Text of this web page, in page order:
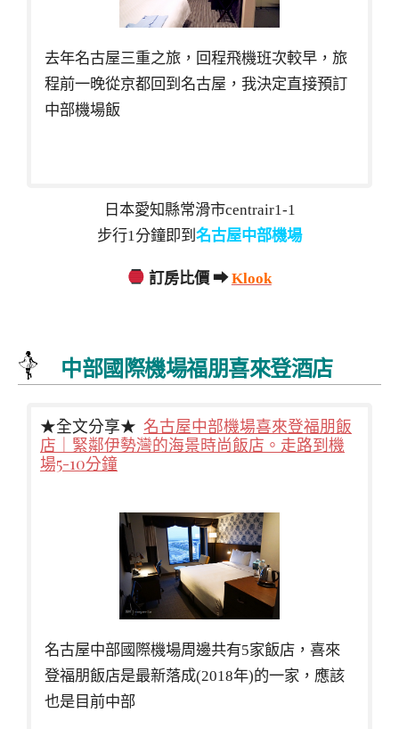
去年名古屋三重之旅，回程飛機班次較早，旅
程前一晚從京都回到名古屋，我決定直接預訂
中部機場飯
日本愛知縣常滑市centrair1-1
步行1分鐘即到 名古屋中部機場
訂房比價 ➡Klook
中部國際機場福朋喜來登酒店
★全文分享★ 名古屋中部機場喜來登福朋飯
店｜緊鄰伊勢灣的海景時尚飯店。走路到機
場5-10分鐘
名古屋中部國際機場周邊共有5家飯店，喜來
登福朋飯店是最新落成(2018年)的一家，應該
也是目前中部